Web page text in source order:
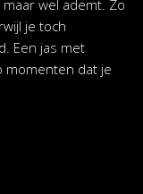
wel ademt. Zo
je toch
Een jas met
momenten dat je